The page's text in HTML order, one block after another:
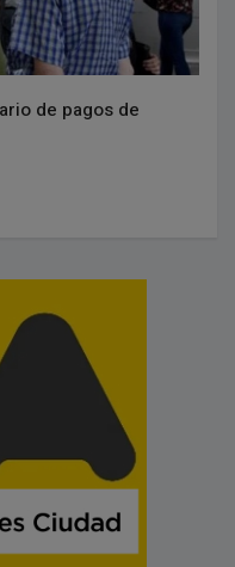
de pagos de